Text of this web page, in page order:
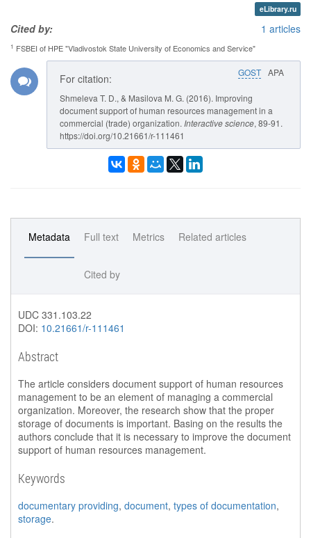
eLibrary.ru
Cited by: 1 articles
1 FSBEI of HPE "Vladivostok State University of Economics and Service"
GOST APA
For citation:
Shmeleva T. D., & Masilova M. G. (2016). Improving
document support of human resources management in a
commercial (trade) organization. Interactive science, 89-91.
https://doi.org/10.21661/r-111461
Metadata Full text Metrics Related articles
Cited by
UDC 331.103.22
DOI: 10.21661/r-111461
Abstract
The article considers document support of human resources
management to be an element of managing a commercial
organization. Moreover, the research show that the proper
storage of documents is important. Basing on the results the
authors conclude that it is necessary to improve the document
support of human resources management.
Keywords
documentary providing, document, types of documentation,
storage.